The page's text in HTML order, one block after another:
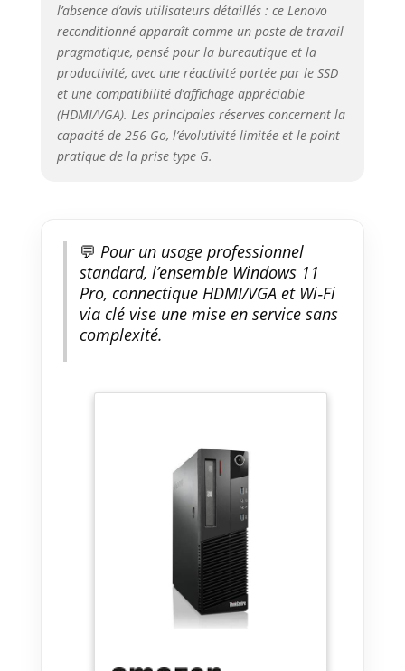
l’absence d’avis utilisateurs détaillés : ce Lenovo
reconditionné apparaît comme un poste de travail
pragmatique, pensé pour la bureautique et la
productivité, avec une réactivité portée par le SSD
et une compatibilité d’affichage appréciable
(HDMI/VGA). Les principales réserves concernent la
capacité de 256 Go, l’évolutivité limitée et le point
pratique de la prise type G.
💬 Pour un usage professionnel
standard, l’ensemble Windows 11
Pro, connectique HDMI/VGA et Wi‑Fi
via clé vise une mise en service sans
complexité.